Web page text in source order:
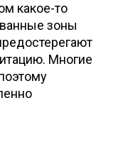
какое-то
зоны
Многие